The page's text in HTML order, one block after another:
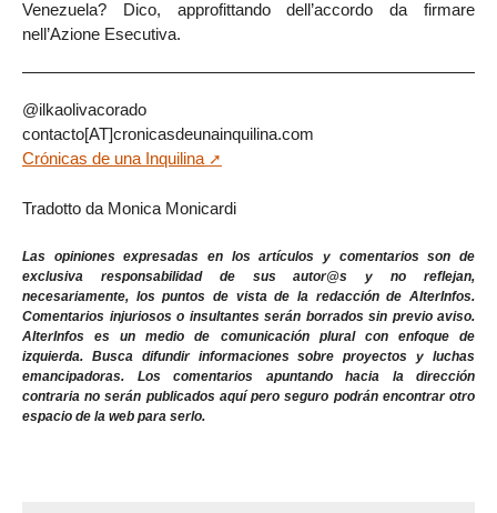
Venezuela? Dico, approfittando dell’accordo da firmare
nell’Azione Esecutiva.
@ilkaolivacorado
contacto[AT]cronicasdeunainquilina.com
Crónicas de una Inquilina
Tradotto da Monica Monicardi
Las opiniones expresadas en los artículos y comentarios son de
exclusiva responsabilidad de sus autor@s y no reflejan,
necesariamente, los puntos de vista de la redacción de AlterInfos.
Comentarios injuriosos o insultantes serán borrados sin previo aviso.
AlterInfos es un medio de comunicación plural con enfoque de
izquierda. Busca difundir informaciones sobre proyectos y luchas
emancipadoras. Los comentarios apuntando hacia la dirección
contraria no serán publicados aquí pero seguro podrán encontrar otro
espacio de la web para serlo.